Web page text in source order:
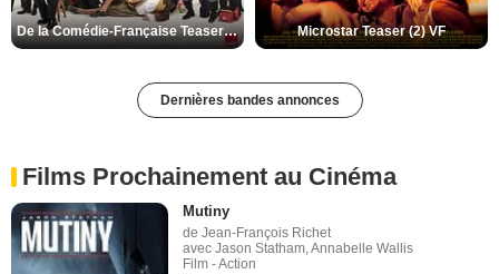
De la Comédie-Française Teaser (3) VF Microstar Teaser (2) VF
Dernières bandes annonces
Films Prochainement au Cinéma
Mutiny
de Jean-François Richet
avec Jason Statham, Annabelle Wallis
Film - Action